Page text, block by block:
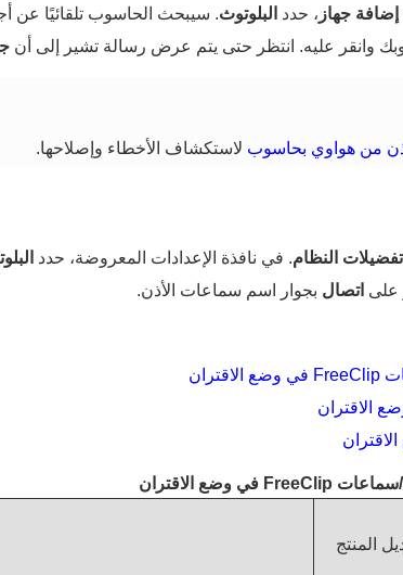
إضافة جهاز ، حدد البلوتوث. سيبحث الحاسوب تلقائيًا عن
وانقر عليه. انتظر حتى يتم عرض رسالة تشير إلى أن
من هواوي بحاسوب لاستكشاف الأخطاء وإصلاحها.
تفضيلات النظام. في نافذة الإعدادات المعروضة، حدد
على اتصال بجوار اسم سماعات الأذن.
وضع الاقتران
المنتج